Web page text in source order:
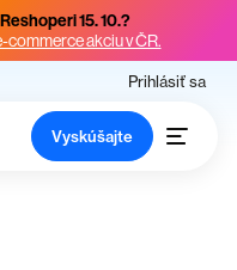
15. 10.?
commerce akciu v ČR.
Prihlásiť sa
Vyskúšajte